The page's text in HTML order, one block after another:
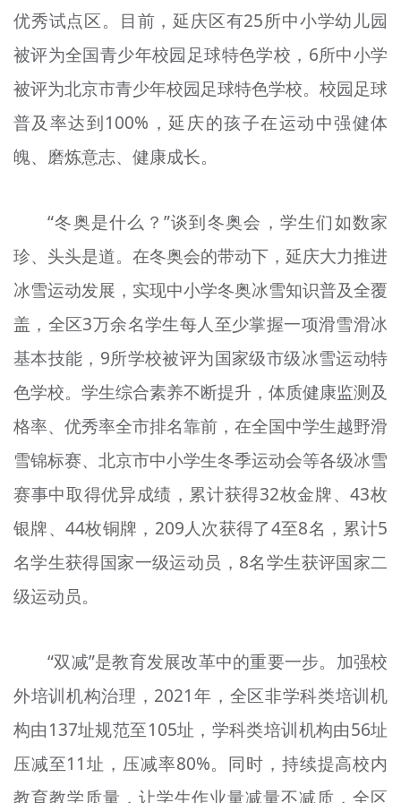
优秀试点区。目前，延庆区有25所中小学幼儿园
被评为全国青少年校园足球特色学校，6所中小学
被评为北京市青少年校园足球特色学校。校园足球
普及率达到100%，延庆的孩子在运动中强健体
魄、磨炼意志、健康成长。
“冬奥是什么？”谈到冬奥会，学生们如数家
珍、头头是道。在冬奥会的带动下，延庆大力推进
冰雪运动发展，实现中小学冬奥冰雪知识普及全覆
盖，全区3万余名学生每人至少掌握一项滑雪滑冰
基本技能，9所学校被评为国家级市级冰雪运动特
色学校。学生综合素养不断提升，体质健康监测及
格率、优秀率全市排名靠前，在全国中学生越野滑
雪锦标赛、北京市中小学生冬季运动会等各级冰雪
赛事中取得优异成绩，累计获得32枚金牌、43枚
银牌、44枚铜牌，209人次获得了4至8名，累计5
名学生获得国家一级运动员，8名学生获评国家二
级运动员。
“双减”是教育发展改革中的重要一步。加强校
外培训机构治理，2021年，全区非学科类培训机
构由137址规范至105址，学科类培训机构由56址
压减至11址，压减率80%。同时，持续提高校内
教育教学质量，让学生作业量减量不减质，全区